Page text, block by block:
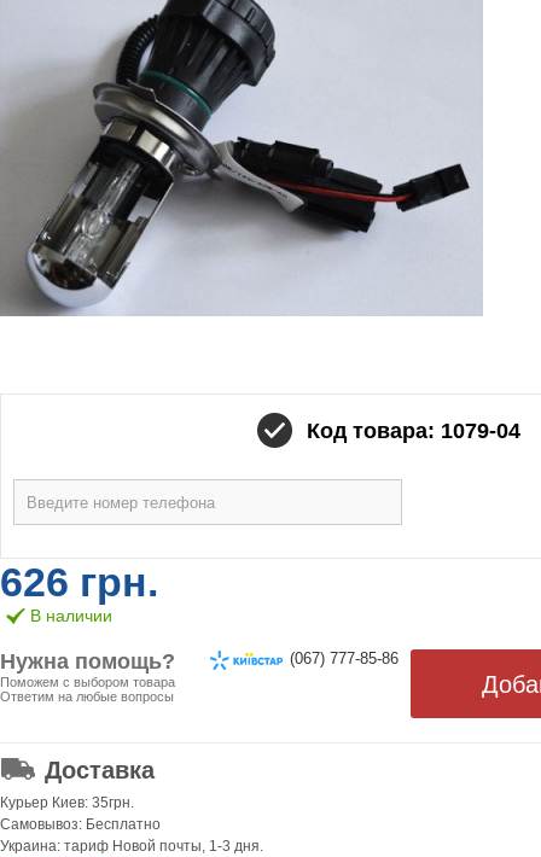
Код товара: 1079-04
626 грн.
В наличии
Нужна помощь?
Поможем с выбором товара
Ответим на любые вопросы
(067) 777-85-86
Доставка
Курьер Киев: 35грн.
Самовывоз: Бесплатно
Украина: тариф Новой почты, 1-3 дня.